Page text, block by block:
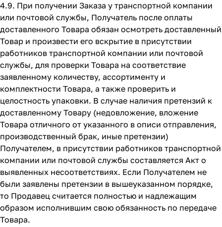
4.9. При получении Заказа у транспортной компании
или почтовой службы, Получатель после оплаты
доставленного Товара обязан осмотреть доставленный
Товар и произвести его вскрытие в присутствии
работников транспортной компании или почтовой
службы, для проверки Товара на соответствие
заявленному количеству, ассортименту и
комплектности Товара, а также проверить и
целостность упаковки. В случае наличия претензий к
доставленному Товару (недовложение, вложение
Товара отличного от указанного в описи отправления,
производственный брак, иные претензии)
Получателем, в присутствии работников транспортной
компании или почтовой службы составляется Акт о
выявленных несоответствиях. Если Получателем не
были заявлены претензии в вышеуказанном порядке,
то Продавец считается полностью и надлежащим
образом исполнившим свою обязанность по передаче
Товара.